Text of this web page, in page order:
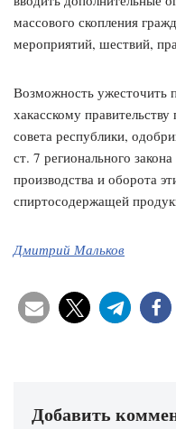
массового скопления
мероприятий, шествий,
Возможность ужесточить
хакасскому
совета республики,
ст. 7 регионального
производства и оборота
спиртосодержащей
Дмитрий Мальков
Добавить